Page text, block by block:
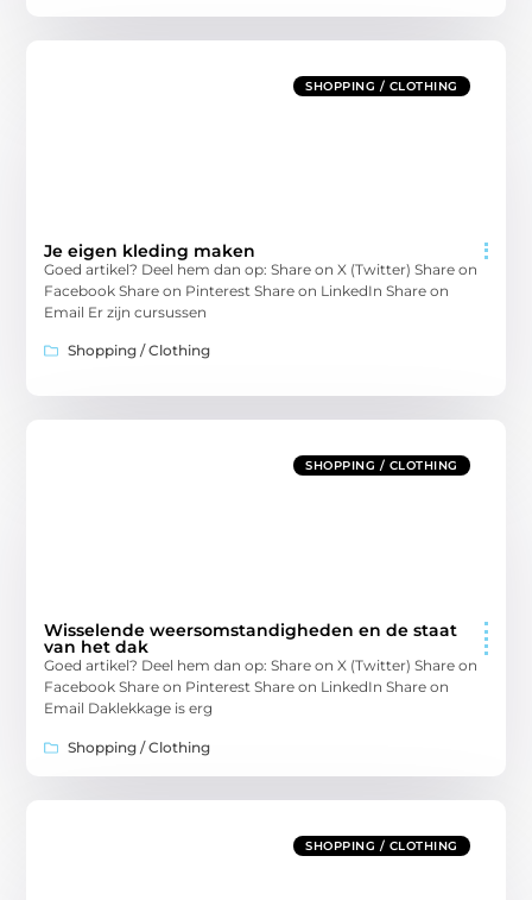
SHOPPING / CLOTHING
Je eigen kleding maken
Goed artikel? Deel hem dan op: Share on X (Twitter) Share on
Facebook Share on Pinterest Share on LinkedIn Share on
Email Er zijn cursussen
Shopping / Clothing
SHOPPING / CLOTHING
Wisselende weersomstandigheden en de staat
van het dak
Goed artikel? Deel hem dan op: Share on X (Twitter) Share on
Facebook Share on Pinterest Share on LinkedIn Share on
Email Daklekkage is erg
Shopping / Clothing
SHOPPING / CLOTHING